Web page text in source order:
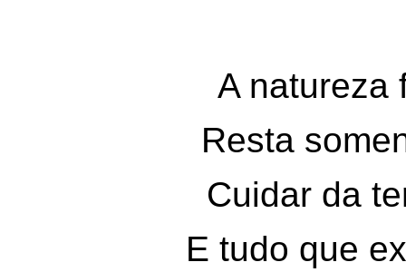
A natureza
Resta
Cuidar da
E tudo que